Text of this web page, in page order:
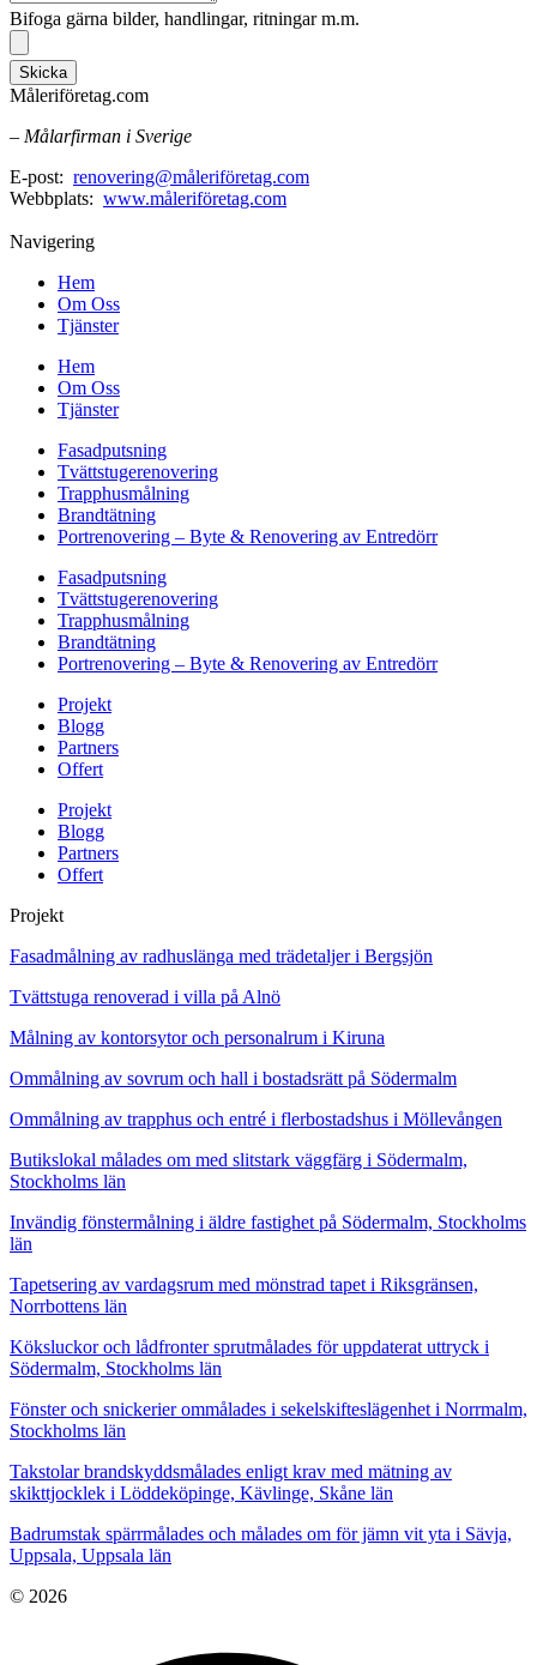
Bifoga gärna bilder, handlingar, ritningar m.m.
Skicka
Måleriföretag.com
– Målarfirman i Sverige
E-post: renovering@måleriföretag.com
Webbplats: www.måleriföretag.com
Navigering
Hem
Om Oss
Tjänster
Hem
Om Oss
Tjänster
Fasadputsning
Tvättstugerenovering
Trapphusmålning
Brandtätning
Portrenovering – Byte & Renovering av Entredörr
Fasadputsning
Tvättstugerenovering
Trapphusmålning
Brandtätning
Portrenovering – Byte & Renovering av Entredörr
Projekt
Blogg
Partners
Offert
Projekt
Blogg
Partners
Offert
Projekt
Fasadmålning av radhuslänga med trädetaljer i Bergsjön
Tvättstuga renoverad i villa på Alnö
Målning av kontorsytor och personalrum i Kiruna
Ommålning av sovrum och hall i bostadsrätt på Södermalm
Ommålning av trapphus och entré i flerbostadshus i Möllevången
Butikslokal målades om med slitstark väggfärg i Södermalm,
Stockholms län
Invändig fönstermålning i äldre fastighet på Södermalm, Stockholms
län
Tapetsering av vardagsrum med mönstrad tapet i Riksgränsen,
Norrbottens län
Köksluckor och lådfronter sprutmålades för uppdaterat uttryck i
Södermalm, Stockholms län
Fönster och snickerier ommålades i sekelskifteslägenhet i Norrmalm,
Stockholms län
Takstolar brandskyddsmålades enligt krav med mätning av
skikttjocklek i Löddeköpinge, Kävlinge, Skåne län
Badrumstak spärrmålades och målades om för jämn vit yta i Sävja,
Uppsala, Uppsala län
© 2026